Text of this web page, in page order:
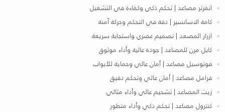
انفرتر مصاعد | تحكم ذكي وكفاءة في التشغيل
كامة الاسانسير | دقة في التحكم وحركة آمنة
ازرار المصعد | تصميم عصري واستجابة سريعة
كابل مرن للمصاعد | جودة عالية وأداء موثوق
فوتوسيل مصاعد | أمان عالي وحماية للأبواب
فرامل مصاعد | أمان عالي وتحكم دقيق
زيت المصاعد | تشحيم عالي وأداء مثالي
كنترول مصاعد | تحكم ذكي وأداء متطور